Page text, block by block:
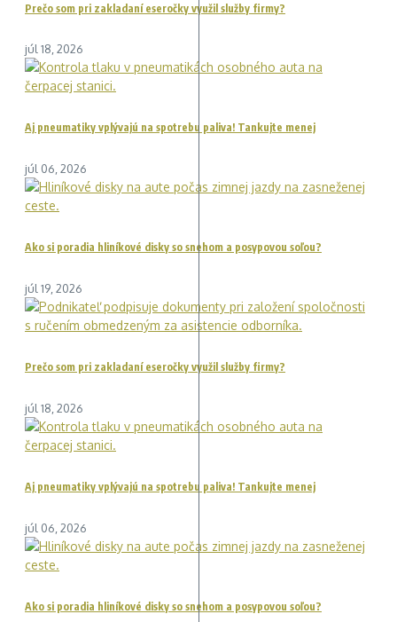
Prečo som pri zakladaní eseročky využil služby firmy?
júl 18, 2026
Aj pneumatiky vplývajú na spotrebu paliva! Tankujte menej
júl 06, 2026
Ako si poradia hliníkové disky so snehom a posypovou soľou?
júl 19, 2026
Prečo som pri zakladaní eseročky využil služby firmy?
júl 18, 2026
Aj pneumatiky vplývajú na spotrebu paliva! Tankujte menej
júl 06, 2026
Ako si poradia hliníkové disky so snehom a posypovou soľou?